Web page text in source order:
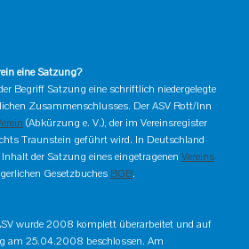
eine Satzung?
Begriff Satzung eine schriftlich niedergelegte
Zusammenschlusses. Der ASV Rott/Inn
(Abkürzung e. V.), der im Vereinsregister
Traunstein geführt wird. In Deutschland
der Satzung eines eingetragenen Vereins
Gesetzbuches BGB.
wurde 2008 komplett überarbeitet und auf
am 25.04.2008 beschlossen. Am